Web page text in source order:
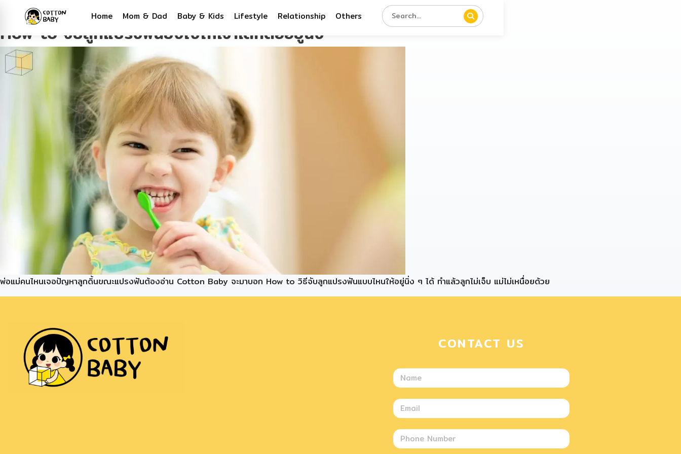
Home Mom & Dad Baby & Kids Lifestyle Relationship Others
Tag:สอนลูกแปรงฟัน
How to จับลูกแปรงฟันยังไงให้เจ้าเด็กดื้ออยู่นิ่ง
พ่อแม่คนไหนเจอปัญหาลูกดิ้นขณะแปรงฟันต้องอ่าน Cotton Baby จะมาบอก How to วิธีจับลูกแปรงฟันแบบไหนให้อยู่นิ่ง ๆ ได้ ทำแล้วลูกไม่เจ็บ แม่ไม่เหนื่อยด้วย
CONTACT US